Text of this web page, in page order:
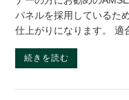
パネルを採用しているた
仕上がりになります。 適
続きを読む